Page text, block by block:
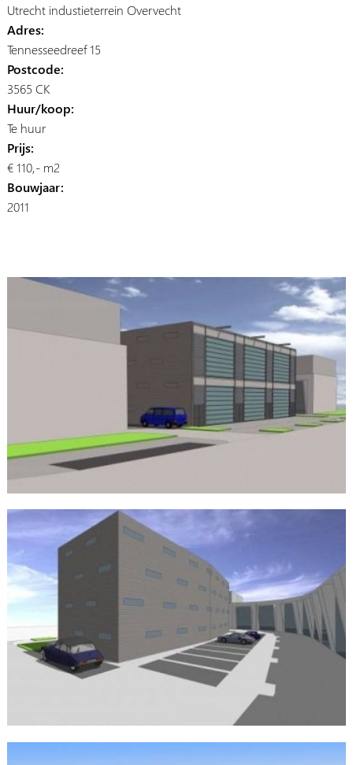
Utrecht industieterrein Overvecht
Adres:
Tennesseedreef 15
Postcode:
3565 CK
Huur/koop:
Te huur
Prijs:
€ 110,- m2
Bouwjaar:
2011